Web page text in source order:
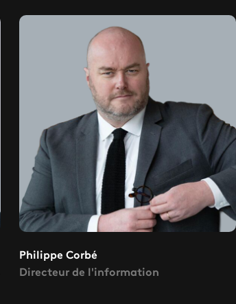
Philippe Corbé
Directeur de l'information